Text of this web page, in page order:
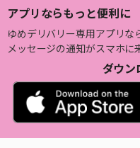
アプリならもっと便利に
ゆめデリバリー専用アプリな
メッセージの通知がスマホに
ダウン